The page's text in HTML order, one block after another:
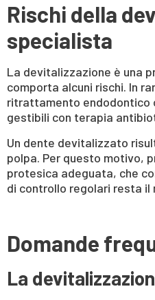
Rischi della
specialista
La devitalizzazione è una
comporta alcuni rischi. In
ritrattamento endodontico
gestibili con terapia
Un dente devitalizzato
polpa. Per questo motivo,
protesica adeguata, che
di controllo regolari resta
Domande
La